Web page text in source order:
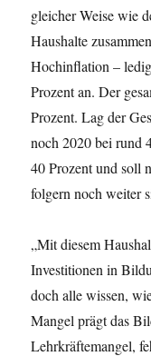
gleicher Weise wie
Haushalte
Hochinflation –
Prozent an. Der
Prozent. Lag der
noch 2020 bei rund
40 Prozent und soll
folgern noch weiter
„Mit diesem
Investitionen in
doch alle wissen,
Mangel prägt das
Lehrkräftemangel,